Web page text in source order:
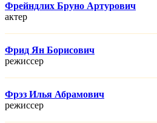
Фрейндлих Бруно Артурович
актер
Фрид Ян Борисович
режисcер
Фрэз Илья Абрамович
режисcер